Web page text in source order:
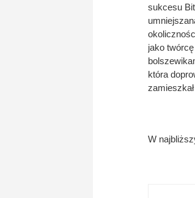
sukcesu
jako
która
W